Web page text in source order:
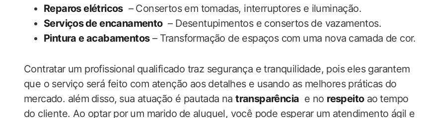
Reparos elétricos​ – Consertos em tomadas, interruptores e iluminação.
Serviços ⁣de encanamento‍ – Desentupimentos e consertos ‍de vazamentos.
Pintura e acabamentos– Transformação de espaços com uma nova ⁣camada de‍ cor.
Contratar um profissional ⁢qualificado traz‌ segurança e tranquilidade, ​pois eles garantem
que o serviço será feito com atenção ‌aos ‍detalhes e usando as melhores práticas do⁤
mercado. além⁣ disso,⁢ sua atuação é pautada na​transparência ‌ e no respeitoao⁤ tempo
do cliente. Ao optar por ⁤um marido⁤ de aluguel, você pode esperar um atendimento ágil ​e